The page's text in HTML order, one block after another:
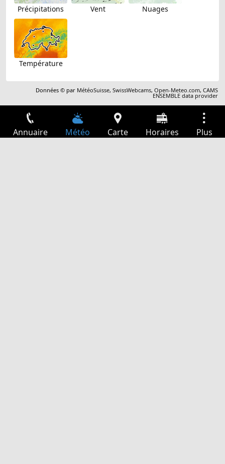
Précipitations Vent Nuages
Température
Données © par MétéoSuisse,SwissWebcams,Open-Meteo.com,CAMS
ENSEMBLE data provider
Annuaire Météo Carte Horaires Plus